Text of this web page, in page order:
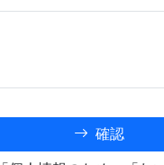
確認